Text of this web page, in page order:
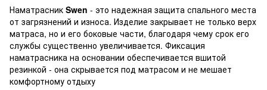
Наматрасник Swen - это надежная защита спального места
от загрязнений и износа. Изделие закрывает не только верх
матраса, но и его боковые части, благодаря чему срок его
службы существенно увеличивается. Фиксация
наматрасника на основании обеспечивается вшитой
резинкой - она скрывается под матрасом и не мешает
комфортному отдыху